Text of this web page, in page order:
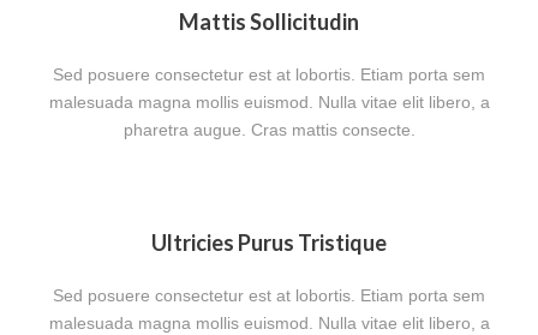
Mattis Sollicitudin
Sed posuere consectetur est at lobortis. Etiam porta sem
malesuada magna mollis euismod. Nulla vitae elit libero, a
pharetra augue. Cras mattis consecte.
Ultricies Purus Tristique
Sed posuere consectetur est at lobortis. Etiam porta sem
malesuada magna mollis euismod. Nulla vitae elit libero, a